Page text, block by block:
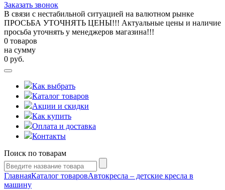
Заказать звонок
В связи с нестабильной ситуацией на валютном рынке
ПРОСЬБА УТОЧНЯТЬ ЦЕНЫ!!! Актуальные цены и наличие
просьба уточнять у менеджеров магазина!!!
0 товаров
на сумму
0 руб.
Как выбрать
Каталог товаров
Акции и скидки
Как купить
Оплата и доставка
Контакты
Поиск по товарам
ГлавнаяКаталог товаровАвтокресла – детские кресла в
машину